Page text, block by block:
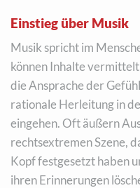
Einstieg über Musik
Musik spricht im
können Inhalte
die Ansprache der
rationale Herleitung in
eingehen. Oft äußern
rechtsextremen Szene,
Kopf festgesetzt haben
ihren Erinnerungen